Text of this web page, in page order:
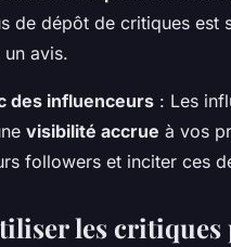
de dépôt de critiques est
un avis.
des influenceurs : Les
visibilité accrue à vos
followers et inciter ces
les